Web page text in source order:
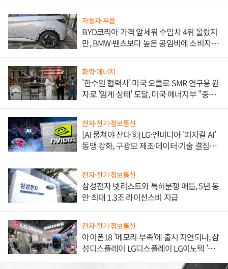
자동차·부품
BYD코리아 가격 앞세워 수입차 4위 올랐지
만, BMW·벤츠보다 높은 공임비에 소비자
화학·에너지
'한수원 협력사' 미국 오클로 SMR 연구용 원
자로 '임계 상태' 도달, 미국 에너지부 "중요
전자·전기·정보통신
[AI 뭉쳐야 산다⑧] LG·엔비디아 '피지컬 AI'
동맹 강화, 구광모 제조·데이터·기술 결집
전자·전기·정보통신
삼성전자 넷리스트와 특허분쟁 매듭, 5년 동
안 최대 1.3조 라이선스비 지급
전자·전기·정보통신
아이폰18 '메모리 부족'에 출시 지연되나, 삼
성디스플레이 LG디스플레이 LG이노텍 '탈